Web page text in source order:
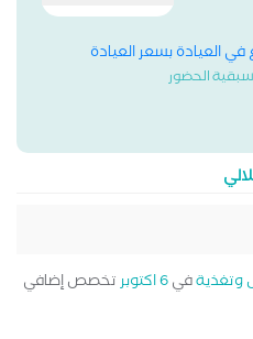
في العيادة بسعر العيادة
الحضور
في6 اكتوبر
تخصص إضافي